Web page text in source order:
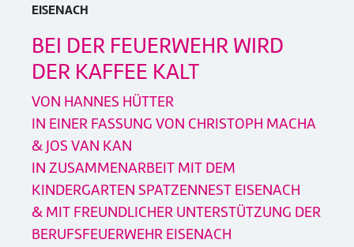
EISENACH
BEI DER FEUERWEHR WIRD
DER KAFFEE KALT
VON HANNES HÜTTER
IN EINER FASSUNG VON CHRISTOPH MACHA
& JOS VAN KAN
IN ZUSAMMENARBEIT MIT DEM
KINDERGARTEN SPATZENNEST EISENACH
& MIT FREUNDLICHER UNTERSTÜTZUNG DER
BERUFSFEUERWEHR EISENACH